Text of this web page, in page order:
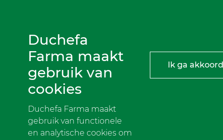
Duchefa
Farma maakt
gebruik van
cookies
Duchefa Farma maakt
gebruik van functionele
en analytische cookies om
Ik ga